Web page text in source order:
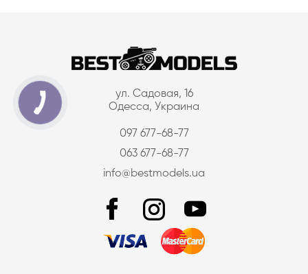
ул. Садовая, 16
Одесса, Украина
097 677-68-77
063 677-68-77
info@bestmodels.ua